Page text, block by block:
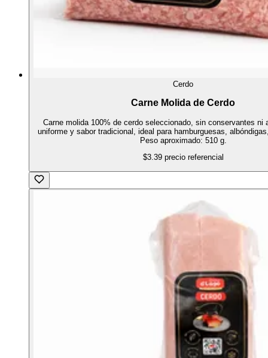
Cerdo
Carne Molida de Cerdo
Carne molida 100% de cerdo seleccionado, sin conservantes ni
uniforme y sabor tradicional, ideal para hamburguesas,
Peso aproximado: 510 g.
$3.39 precio referencial